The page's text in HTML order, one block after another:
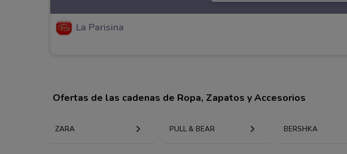
La Parisina
Ofertas de las cadenas de Ropa, Zapatos y Accesorios
ZARA PULL & BEAR BERSHKA